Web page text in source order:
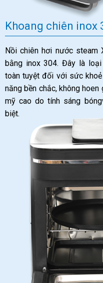
Khoang chiên inox
Nồi chiên hơi nước
bằng inox 304. Đây là
toàn tuyệt đối với sức
năng bền chắc, không
mỹ cao do tính sáng
biệt.